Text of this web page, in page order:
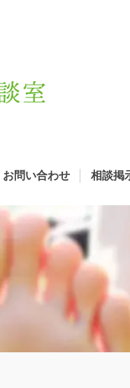
お問い合わせ 相談掲